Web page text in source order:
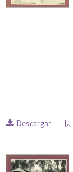
Descargar